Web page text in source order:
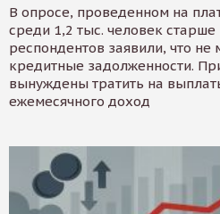
В опросе, проведенном на
среди 1,2 тыс. человек старше
респондентов заявили, что не
кредитные задолженности.
вынуждены тратить на
ежемесячного доход